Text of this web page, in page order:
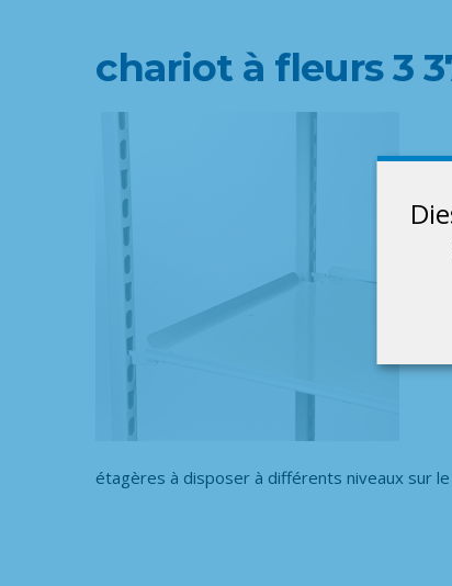
chariot à fleurs 3
étagères à disposer à différents niveaux sur